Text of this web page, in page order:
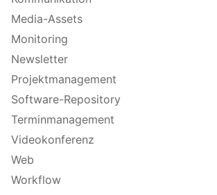
Media-Assets
Monitoring
Newsletter
Projektmanagement
Software-Repository
Terminmanagement
Videokonferenz
Web
Workflow